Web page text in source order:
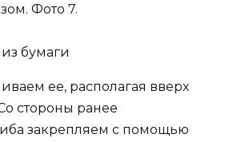
Фото 7.
ее, располагая вверх
стороны ранее
закрепляем с помощью